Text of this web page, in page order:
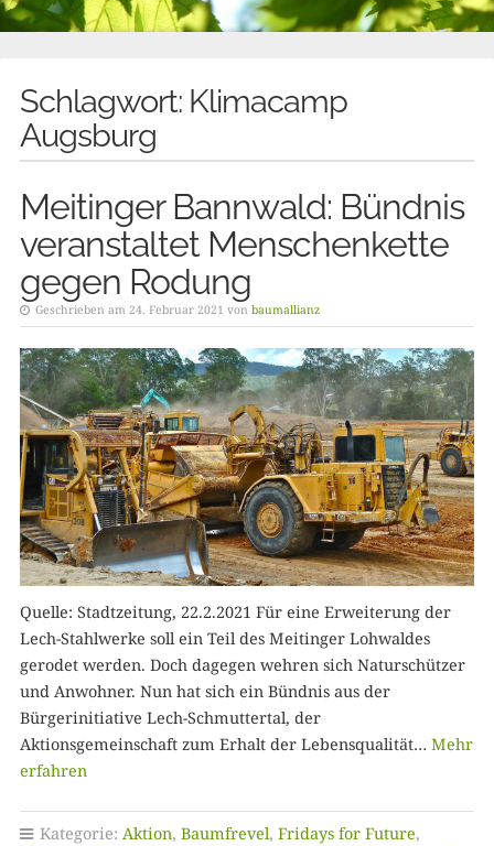
Schlagwort: Klimacamp
Augsburg
Meitinger Bannwald: Bündnis
veranstaltet Menschenkette
gegen Rodung
Geschrieben am 24. Februar 2021 von baumallianz
Quelle: Stadtzeitung, 22.2.2021 Für eine Erweiterung der
Lech-Stahlwerke soll ein Teil des Meitinger Lohwaldes
gerodet werden. Doch dagegen wehren sich Naturschützer
und Anwohner. Nun hat sich ein Bündnis aus der
Bürgerinitiative Lech-Schmuttertal, der
Aktionsgemeinschaft zum Erhalt der Lebensqualität… Mehr
erfahren
Kategorie: Aktion, Baumfrevel, Fridays for Future,